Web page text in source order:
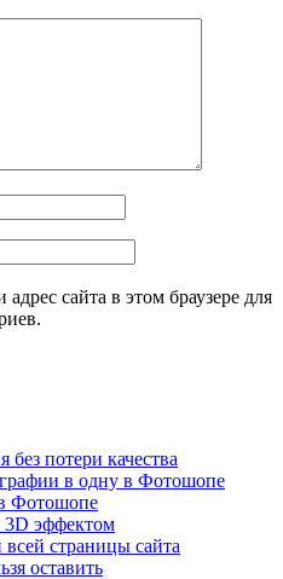
сайта в этом браузере для
потери качества
в одну в Фотошопе
Фотошопе
3D эффектом
страницы сайта
оставить